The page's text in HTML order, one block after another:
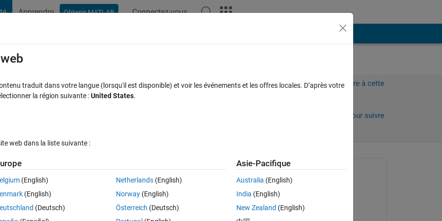
Apprendre Obtenir MATLAB Connectez-vous
speed of the object using fps
Connectez-vous pour répondre à cette
Connectez-vous pour suivre
projects, and I am stuck in one phase of my project.
Problem: I am seeking help for calculating the speed of the car using
Naqi
le 26 Fév 2014
traduit dans votre langue (lorsqu'il est disponible) et voir les événements et les offres locales. D’après votre
la région suivante :United States.
web dans la liste suivante :
(English)
(English)
(Deutsch)
Netherlands(English)
Norway(English)
Österreich (Deutsch)
Asie-Pacifique
Australia (English)
India (English)
New Zealand (English)